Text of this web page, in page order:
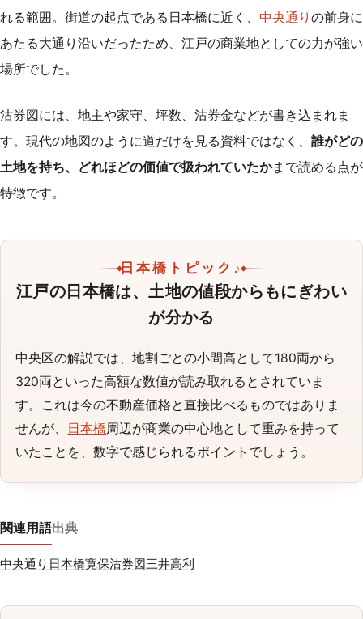
れる範囲。街道の起点である日本橋に近く、 中央通り の前身に
あたる大通り沿いだったため、江戸の商業地としての力が強い
場所でした。
沽券図には、地主や家守、坪数、沽券金などが書き込まれま
す。現代の地図のように道だけを見る資料ではなく、 誰がどの
土地を持ち、どれほどの価値で扱われていたかまで読める点が
特徴です。
日本橋トピック♪
江戸の日本橋は、土地の値段からもにぎわい
が分かる
中央区の解説では、地割ごとの小間高として180両から
320両といった高額な数値が読み取れるとされていま
す。これは今の不動産価格と直接比べるものではありま
せんが、
日本橋周辺が商業の中心地として重みを持って
いたことを、数字で感じられるポイントでしょう。
関連用語出典
中央通り 日本橋寛保沽券図三井高利